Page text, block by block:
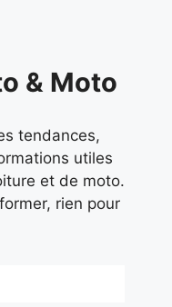
& Moto
tendances,
utiles
et de moto.
rien pour